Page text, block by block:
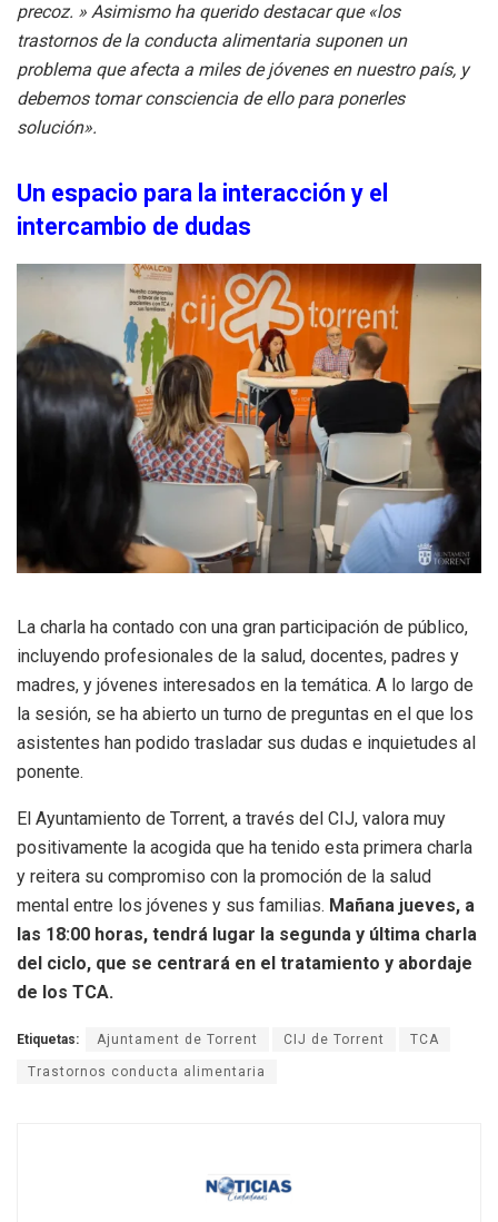
precoz. » Asimismo ha querido destacar que «los
trastornos de la conducta alimentaria suponen un
problema que afecta a miles de jóvenes en nuestro país, y
debemos tomar consciencia de ello para ponerles
solución».
Un espacio para la interacción y el
intercambio de dudas
La charla ha contado con una gran participación de público,
incluyendo profesionales de la salud, docentes, padres y
madres, y jóvenes interesados en la temática. A lo largo de
la sesión, se ha abierto un turno de preguntas en el que los
asistentes han podido trasladar sus dudas e inquietudes al
ponente.
El Ayuntamiento de Torrent, a través del CIJ, valora muy
positivamente la acogida que ha tenido esta primera charla
y reitera su compromiso con la promoción de la salud
mental entre los jóvenes y sus familias. Mañana jueves, a
las 18:00 horas, tendrá lugar la segunda y última charla
del ciclo, que se centrará en el tratamiento y abordaje
de los TCA.
Etiquetas: Ajuntament de Torrent CIJ de Torrent TCA
Trastornos conducta alimentaria